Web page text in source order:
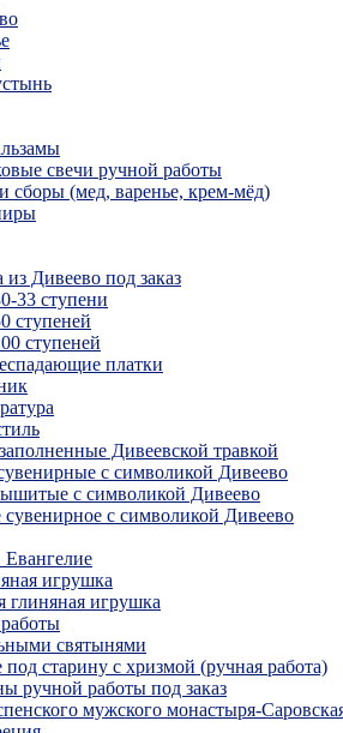
свечи ручной работы
сборы (мед, варенье, крем-мёд)
из Дивеево под заказ
33 ступени
ступеней
ступеней
платки
Дивеевской травкой
с символикой Дивеево
с символикой Дивеево
с символикой Дивеево
Евангелие
игрушка
глиняная игрушка
святынями
старину с хризмой (ручная работа)
ручной работы под заказ
мужского монастыря-